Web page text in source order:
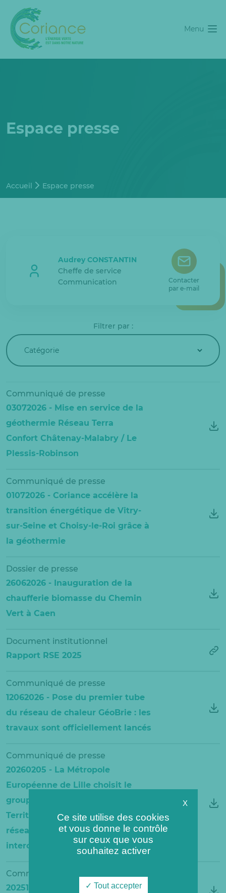
Menu
Espace presse
Accueil Espace presse
Audrey CONSTANTIN
Cheffe de service
Communication
Contacter
par e-mail
Filtrer par :
Communiqué de presse
03072026 - Mise en service de la
géothermie Réseau Terra
Confort Châtenay-Malabry / Le
Plessis-Robinson
Communiqué de presse
01072026 - Coriance accélère la
transition énergétique de Vitry-
sur-Seine et Choisy-le-Roi grâce à
la géothermie
Dossier de presse
26062026 - Inauguration de la
chaufferie biomasse du Chemin
Vert à Caen
Document institutionnel
Rapport RSE 2025
Communiqué de presse
12062026 - Pose du premier tube
du réseau de chaleur GéoBrie : les
travaux sont officiellement lancés
Communiqué de presse
20260205 - La Métropole
Européenne de Lille choisit le
groupe Coriance et la Banque des
Territoires pour la création d’un
réseau de chaleur urbain
intercommunal
Communiqué de presse
20251021- Lancement de la saison
X
Ce site utilise des cookies
et vous donne le contrôle
sur ceux que vous
souhaitez activer
Tout accepter